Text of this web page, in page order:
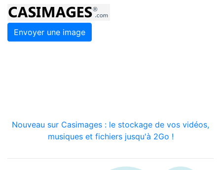
Envoyer une image
Nouveau sur Casimages : le stockage de vos vidéos,
musiques et fichiers jusqu'à 2Go !